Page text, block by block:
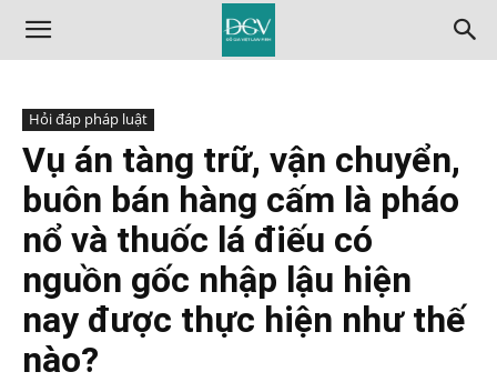
Hỏi đáp pháp luật
Vụ án tàng trữ, vận chuyển,
buôn bán hàng cấm là pháo
nổ và thuốc lá điếu có
nguồn gốc nhập lậu hiện
nay được thực hiện như thế
nào?